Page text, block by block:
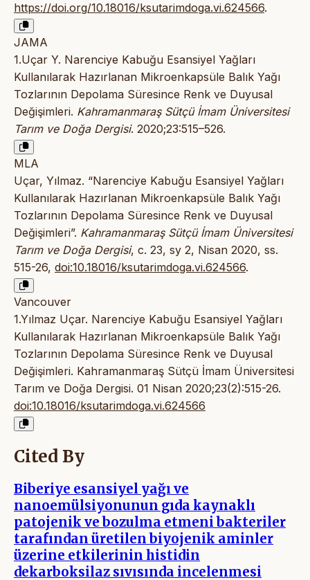
https://doi.org/10.18016/ksutarimdoga.vi.624566.
JAMA
1.Uçar Y. Narenciye Kabuğu Esansiyel Yağları
Kullanılarak Hazırlanan Mikroenkapsüle Balık Yağı
Tozlarının Depolama Süresince Renk ve Duyusal
Değişimleri. Kahramanmaraş Sütçü İmam Üniversitesi
Tarım ve Doğa Dergisi. 2020;23:515–526.
MLA
Uçar, Yılmaz. “Narenciye Kabuğu Esansiyel Yağları
Kullanılarak Hazırlanan Mikroenkapsüle Balık Yağı
Tozlarının Depolama Süresince Renk ve Duyusal
Değişimleri”. Kahramanmaraş Sütçü İmam Üniversitesi
Tarım ve Doğa Dergisi, c. 23, sy 2, Nisan 2020, ss.
515-26, doi:10.18016/ksutarimdoga.vi.624566.
Vancouver
1.Yılmaz Uçar. Narenciye Kabuğu Esansiyel Yağları
Kullanılarak Hazırlanan Mikroenkapsüle Balık Yağı
Tozlarının Depolama Süresince Renk ve Duyusal
Değişimleri. Kahramanmaraş Sütçü İmam Üniversitesi
Tarım ve Doğa Dergisi. 01 Nisan 2020;23(2):515-26.
doi:10.18016/ksutarimdoga.vi.624566
Cited By
Biberiye esansiyel yağı ve
nanoemülsiyonunun gıda kaynaklı
patojenik ve bozulma etmeni bakteriler
tarafından üretilen biyojenik aminler
üzerine etkilerinin histidin
dekarboksilaz sıvısında incelenmesi